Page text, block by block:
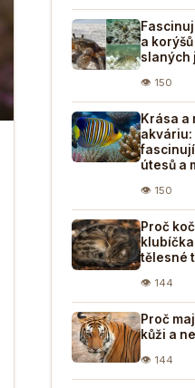
a
slaných
👁 150
Krása a
akváriu:
útesů a
👁 150
Proč
tělesné
👁 144
Proč
kůži a
👁 144